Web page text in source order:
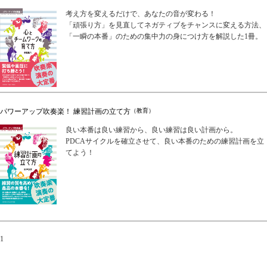
考え方を変えるだけで、あなたの音が変わる！
「頑張り方」を見直してネガティブをチャンスに変える方法、
「一瞬の本番」のための集中力の身につけ方を解説した1冊。
パワーアップ吹奏楽！ 練習計画の立て方 （教育）
良い本番は良い練習から、良い練習は良い計画から。
PDCAサイクルを確立させて、良い本番のための練習計画を立
てよう！
1